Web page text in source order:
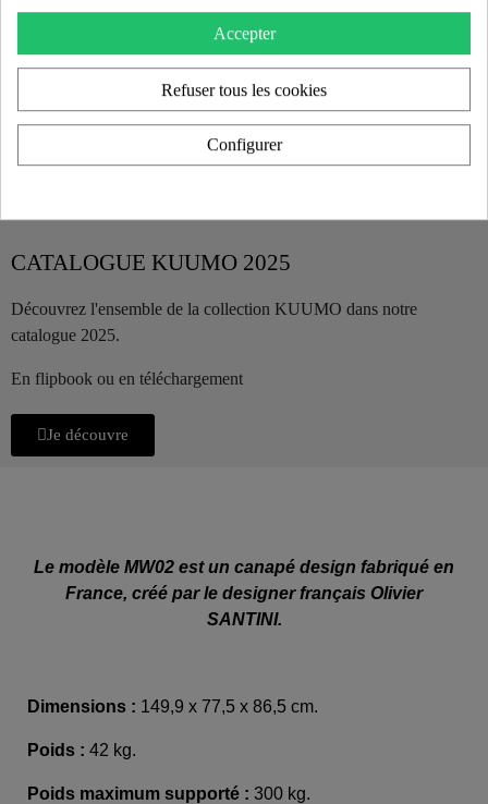
CATALOGUE KUUMO 2025
Découvrez l'ensemble de la collection KUUMO dans notre
catalogue 2025.
En flipbook ou en téléchargement
Je découvre
Le modèle MW02 est un canapé design fabriqué en
France, créé par le designer français Olivier
SANTINI.
Dimensions : 149,9 x 77,5 x 86,5 cm.
Poids : 42 kg.
Poids maximum supporté : 300 kg.
Accepter
Refuser tous les cookies
Configurer